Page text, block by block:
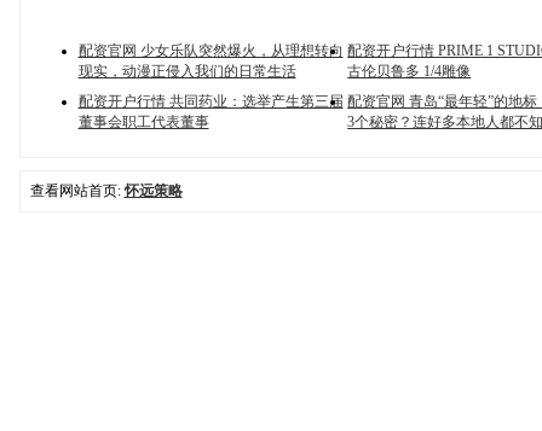
配资官网 少女乐队突然爆火，从理想转向
现实，动漫正侵入我们的日常生活
配资开户行情 PRIME 1
古伦贝鲁多 1/4雕像
配资开户行情 共同药业：选举产生第三届
董事会职工代表董事
配资官网 青岛“最年轻”的地
3个秘密？连好多本地人都不
查看网站首页:怀远策略